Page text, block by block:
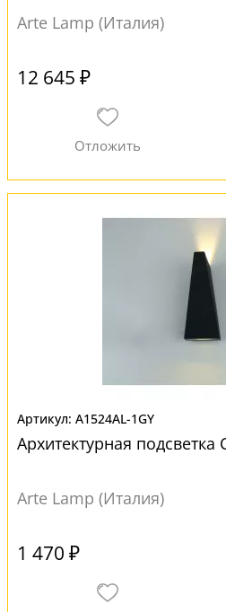
Arte Lamp (Италия)
12 645 ₽
A1524AL-1GY
Архитектурная подсветка
Arte Lamp (Италия)
1 470 ₽